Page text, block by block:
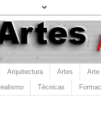
Arquitectura Artes Arte
Técnicas